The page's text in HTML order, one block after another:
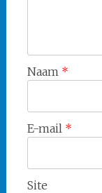
Naam *
E-mail *
Site